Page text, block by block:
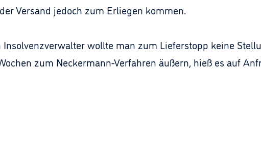
Versand jedoch zum Erliegen kommen.
wollte man zum Lieferstopp keine
zum Neckermann-Verfahren äußern, hieß es auf